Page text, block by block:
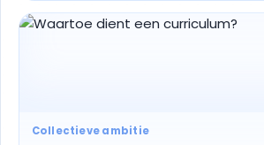
Collectieve ambitie